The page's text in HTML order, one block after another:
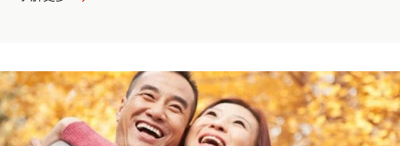
to
approach
your
financial
needs